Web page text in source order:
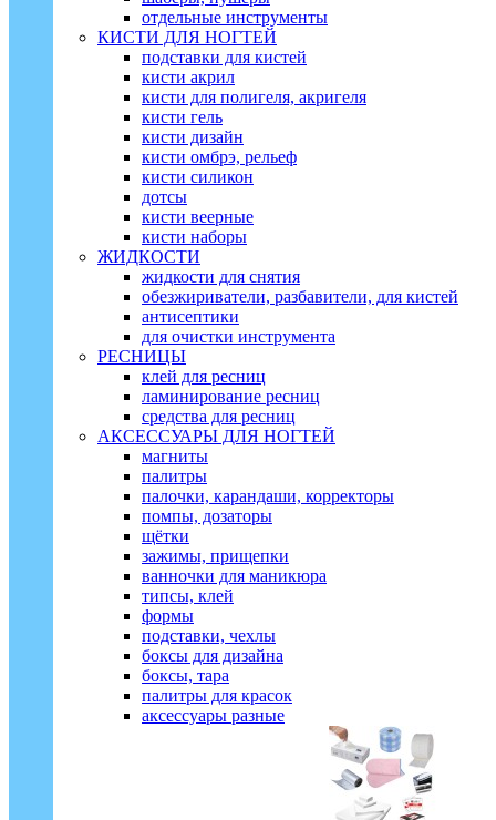
отдельные инструменты
КИСТИ ДЛЯ НОГТЕЙ
подставки для кистей
кисти акрил
кисти для полигеля, акригеля
кисти гель
кисти дизайн
кисти омбрэ, рельеф
кисти силикон
дотсы
кисти веерные
кисти наборы
ЖИДКОСТИ
жидкости для снятия
обезжириватели, разбавители, для кистей
антисептики
для очистки инструмента
РЕСНИЦЫ
клей для ресниц
ламинирование ресниц
средства для ресниц
АКСЕССУАРЫ ДЛЯ НОГТЕЙ
магниты
палитры
палочки, карандаши, корректоры
помпы, дозаторы
щётки
зажимы, прищепки
ванночки для маникюра
типсы, клей
формы
подставки, чехлы
боксы для дизайна
боксы, тара
палитры для красок
аксессуары разные